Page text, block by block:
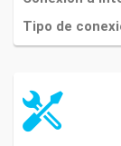
Tipo de